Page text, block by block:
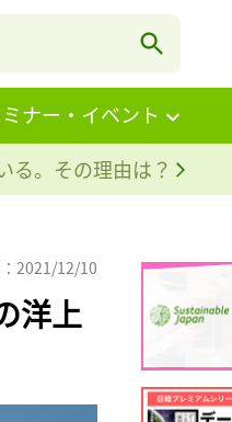
ナー・イベント
る。その理由は？
2021/12/10
洋上